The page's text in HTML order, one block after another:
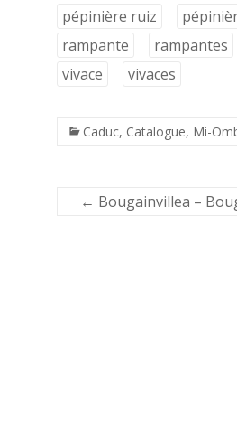
pépinière ruiz
rampante
rampantes
vivace
vivaces
Caduc, Catalogue, Mi-
← Bougainvillea –